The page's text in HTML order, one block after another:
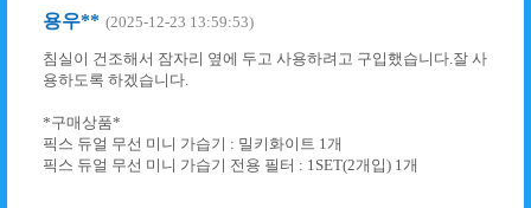
용우** (2025-12-23 13:59:53)
침실이 건조해서 잠자리 옆에 두고 사용하려고 구입했습니다.잘 사
용하도록 하겠습니다.
*구매상품*
픽스 듀얼 무선 미니 가습기 : 밀키화이트 1개
픽스 듀얼 무선 미니 가습기 전용 필터 : 1SET(2개입) 1개